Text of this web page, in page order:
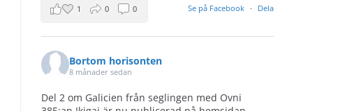
Se på Facebook · Dela
1 0 0
Bortom horisonten
8 månader sedan
Del 2 om Galicien från seglingen med Ovni